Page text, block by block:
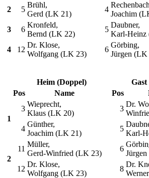
2 5
Brühl,
Gerd (LK 21)
4
Joachim
3 6
Kronfeld,
Bernd (LK 22)
5
Daubner,
Karl-Heinz
4 12
Dr. Klose,
Wolfgang (LK 23)
6
Görbing,
Jürgen (LK
Heim (Doppel)
Gast
Pos Name Pos
1
3
Wieprecht,
Klaus (LK 20)
3
Dr.
4
Günther,
Joachim (LK 21)
5
Karl-
2
11
Müller,
Gerd-Winfried (LK 23)
6
12
Dr. Klose,
Wolfgang (LK 23)
8
Dr.